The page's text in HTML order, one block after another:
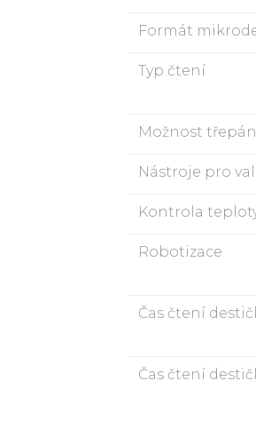
Formát
Typ čtení
Možnost
Nástroje pro
Kontrola
Robotizace
Čas čtení
Čas čtení